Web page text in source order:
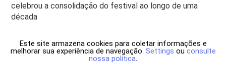
celebrou a consolidação do festival ao longo de uma
década
Este site armazena cookies para coletar informações e
melhorar sua experiência de navegação. Settings ou consulte
nossa política.